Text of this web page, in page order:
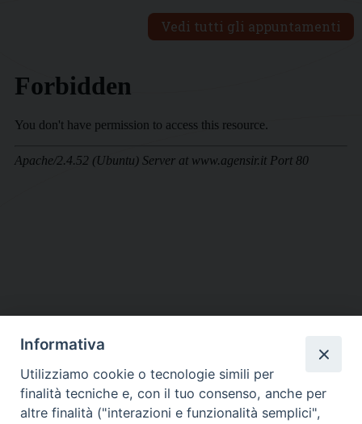
Vedi tutti gli appuntamenti
DIOCESI SUBURBICARIA DI ALBANO
Contatti:Tel.: 06.93268401 - Fax.: 06.9323844
E-mail:curia@diocesidialbano.it
Informativa
Utilizziamo cookie o tecnologie simili per
finalità tecniche e, con il tuo consenso, anche per
altre finalità ("interazioni e funzionalità semplici",